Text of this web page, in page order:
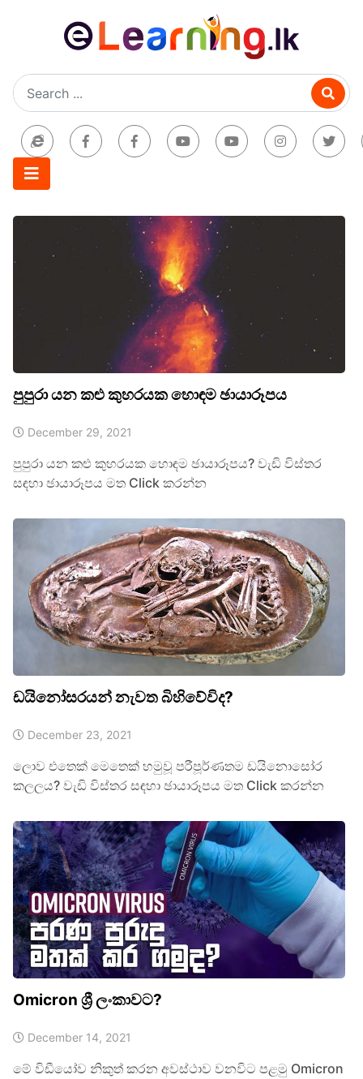
පුපුරා යන කළු කුහරයක හොඳම ඡායාරූපය
December 29, 2021
පුපුරා යන කළු කුහරයක හොඳම ඡායාරූපය? වැඩි විස්තර
සඳහා ඡායාරූපය මත Click කරන්න
ඩයිනෝසරයන් නැවත බිහිවේවිද?
December 23, 2021
ලොව එතෙක් මෙතෙක් හමුවූ පරීපූර්ණතම ඩයිනොසෝර
කලලය? වැඩි විස්තර සඳහා ඡායාරූපය මත Click කරන්න
Omicron ශ්‍රී ලංකාවට?
December 14, 2021
මේ විඩීයෝව නිකුත් කරන අවස්ථාව වනවිට පළමු Omicron